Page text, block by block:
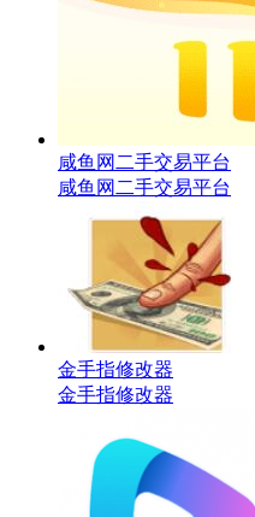
咸鱼网二手交易平台
咸鱼网二手交易平台
金手指修改器
金手指修改器